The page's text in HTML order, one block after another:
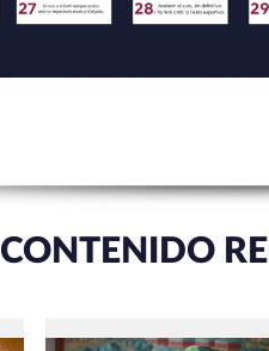
CONTENIDO